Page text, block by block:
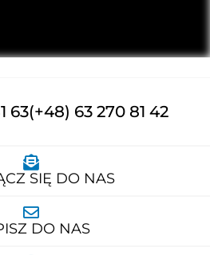
63(+48) 63 270 81 42
SIĘ DO NAS
DO NAS